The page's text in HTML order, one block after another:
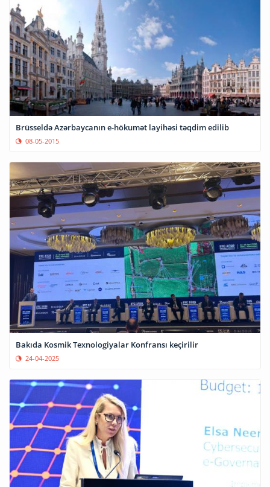
Brüsseldə Azərbaycanın e-hökumət layihəsi təqdim edilib
08-05-2015
Bakıda Kosmik Texnologiyalar Konfransı keçirilir
24-04-2025